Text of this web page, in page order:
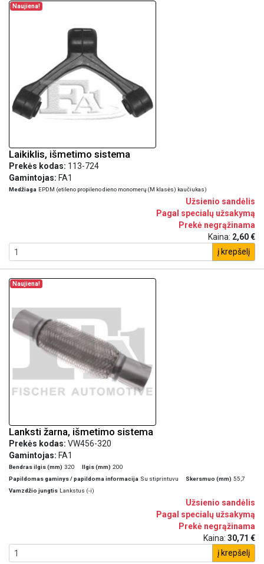
Naujiena!
Laikiklis, išmetimo sistema
Prekės kodas: 113-724
Gamintojas: FA1
Medžiaga EPDM (etileno propileno dieno monomerų (M klasės) kaučiukas)
Užsienio sandėlis
Pagal specialų užsakymą
Prekė negrąžinama
Kaina: 2,60 €
į krepšelį
Naujiena!
Lanksti žarna, išmetimo sistema
Prekės kodas: VW456-320
Gamintojas: FA1
Bendras ilgis (mm) 320 Ilgis (mm) 200
Papildomas gaminys / papildoma informacija Su stiprintuvu Skersmuo (mm) 55,7
Vamzdžio jungtis Lankstus (-i)
Užsienio sandėlis
Pagal specialų užsakymą
Prekė negrąžinama
Kaina: 30,71 €
į krepšelį